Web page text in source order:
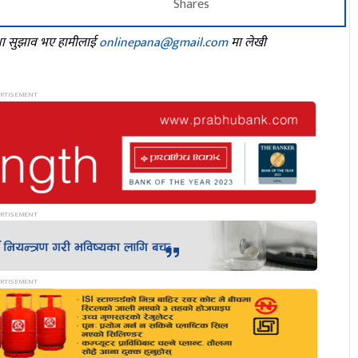
Shares
सुझाव भए हामीलाईonlinepana@gmail.comमा लेखी